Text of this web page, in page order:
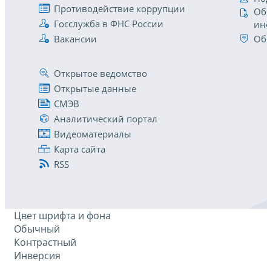
Противодействие коррупции
Госслужба в ФНС России
Вакансии
Открытое ведомство
Открытые данные
СМЭВ
Аналитический портал
Видеоматериалы
Карта сайта
RSS
Цвет шрифта и фона
Обычный
Контрастный
Инверсия